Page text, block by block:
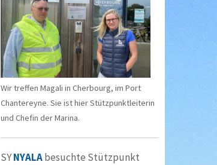
Wir treffen Magali in Cherbourg, im Port
Chantereyne. Sie ist hier Stützpunktleiterin
und Chefin der Marina.
SYNYALAbesuchte Stützpunkt